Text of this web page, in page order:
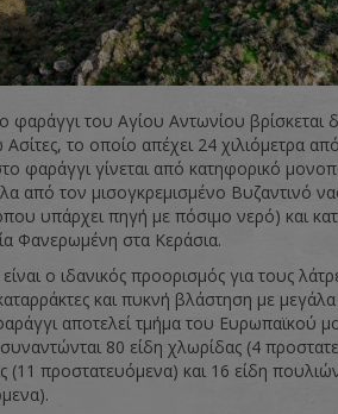
φαράγγι του Αγίου Αντωνίου βρίσκεται
το οποίο απέχει 24 χιλιόμετρα
φαράγγι γίνεται από κατηφορικό
από τον μισογκρεμισμένο Βυζαντινό
υπάρχει πηγή με πόσιμο νερό) και
Φανερωμένη στα Κεράσια.
ο ιδανικός προορισμός για τους
και πυκνή βλάστηση με μεγάλα
αποτελεί τμήμα του Ευρωπαϊκού
80 είδη χλωρίδας (4
(11 προστατευόμενα) και 16 είδη